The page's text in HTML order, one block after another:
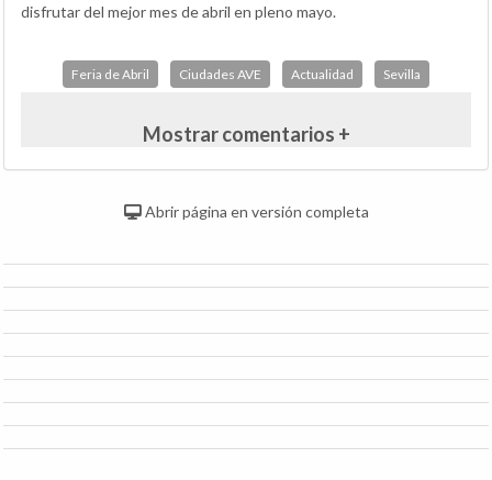
disfrutar del mejor mes de abril en pleno mayo.
Feria de Abril Ciudades AVE Actualidad Sevilla
Mostrar comentarios +
Abrir página en versión completa